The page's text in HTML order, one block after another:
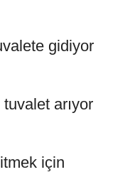
gidiyor
arıyor
için